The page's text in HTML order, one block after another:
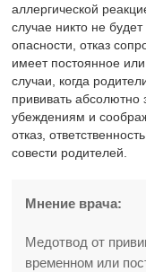
аллергической
случае никто не
опасности, отказ
имеет постоянное
случаи, когда
прививать абсолютно
убеждениям и
отказ,
совести родителей.
Мнение врача:
Медотвод от
временном или